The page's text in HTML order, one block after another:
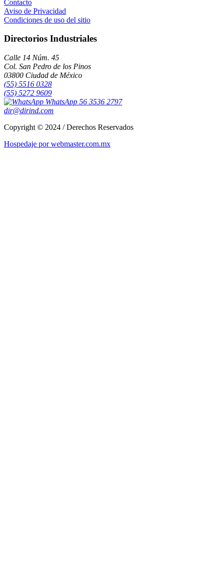
Contacto
Aviso de Privacidad
Condiciones de uso del sitio
Directorios Industriales
Calle 14 Núm. 45
Col. San Pedro de los Pinos
03800 Ciudad de México
(55) 5516 0328
(55) 5272 9609
WhatsApp 56 3536 2797
dir@dirind.com
Copyright © 2024 / Derechos Reservados
Hospedaje por webmaster.com.mx